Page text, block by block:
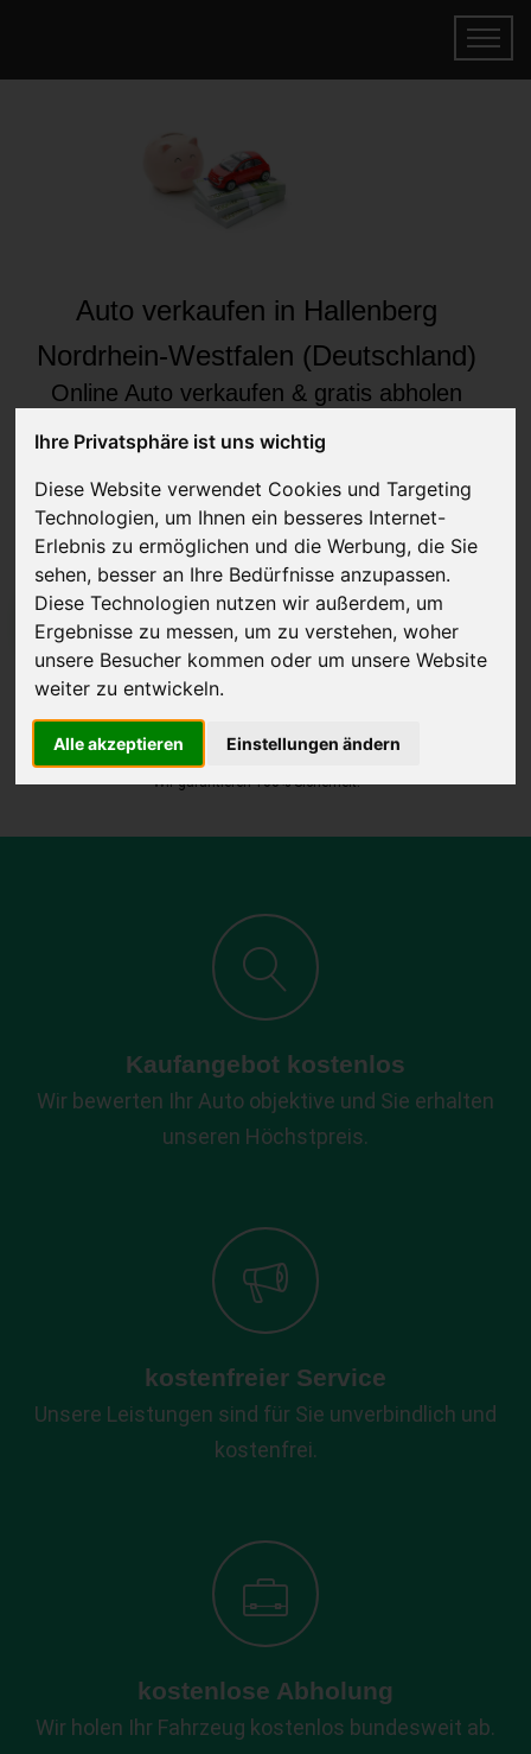
Ihre Privatsphäre ist uns wichtig
Diese Website verwendet Cookies und Targeting
Technologien, um Ihnen ein besseres Internet-
Erlebnis zu ermöglichen und die Werbung, die Sie
sehen, besser an Ihre Bedürfnisse anzupassen.
Diese Technologien nutzen wir außerdem, um
Ergebnisse zu messen, um zu verstehen, woher
unsere Besucher kommen oder um unsere Website
weiter zu entwickeln.
Alle akzeptieren Einstellungen ändern
Auto verkaufen in Hallenberg
Nordrhein-Westfalen (Deutschland)
Online Auto verkaufen & gratis abholen
Auf Wunsch sofort Geld für Ihr Auto erhalten
JETZT KOSTENLOSE BEWERTUNG
Kostenloses Angebot für den Ankauf Ihres Autos inklusive der
geteilt.
Wir garantieren 100% Sicherheit.
Kaufangebot kostenlos
Wir bewerten Ihr Auto objektive und Sie erhalten
unseren Höchstpreis.
kostenfreier Service
Unsere Leistungen sind für Sie unverbindlich und
kostenfrei.
kostenlose Abholung
Wir holen Ihr Fahrzeug kostenlos bundesweit ab.